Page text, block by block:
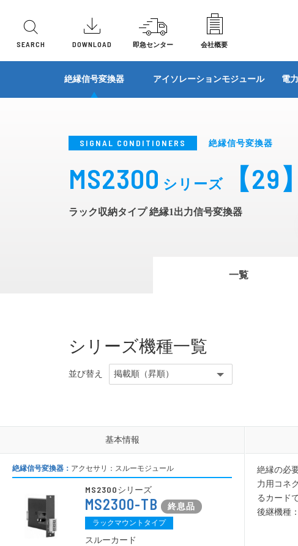
SEARCH DOWNLOAD 即急センター 会社概要
絶縁信号変換器 アイソレーションモジュール 電
機能別
温度変換器
センサ入力変換器
電源ユニット
アクセサリ
その他製品
形状別
端子台タイ
多連ベース
ラックマウ
ユニットタ
パネルマウ
機能別
ベースユニット
形状別
ラックマ
基板実装タ
機能別
電力トランスデューサ
形状別
前面端子タ
機能別
I/Oユニット
形状別
多連ベー
ユニットタ
ベースユニ
機能別 形状別
機能別
その他製品
形状別
プラグイン
ユニットタ
パネルマウ
防爆タブレット 簡単クラウド
リモートI/O 開平演算器
信号制限変換器(リミッタ変換器) 信号切換器
絶対値信号変換器 抵抗ユニット(
避雷器(SPD) 分圧器
ポテンショメ
SIGNAL CONDITIONERS 絶縁信号変換器
MS2300 シリーズ 【29
ラック収納タイプ 絶縁1出力信号変換器
一覧
シリーズ機種一覧
並び替え
絶縁の必
力用コネ
るカード
後継機種
基本情報
絶縁信号変換器： アクセサリ：スルーモジュール
MS2300 シリーズ
MS2300-TB
ラックマウントタイプ
スルーカード
基本情報